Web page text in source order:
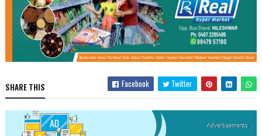
SHARE THIS Facebook Twitter